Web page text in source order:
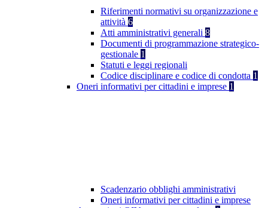
Riferimenti normativi su organizzazione e
attività 6
Atti amministrativi generali 8
Documenti di programmazione strategico-
gestionale 1
Statuti e leggi regionali
Codice disciplinare e codice di condotta 1
Oneri informativi per cittadini e imprese 1
Scadenzario obblighi amministrativi
Oneri informativi per cittadini e imprese